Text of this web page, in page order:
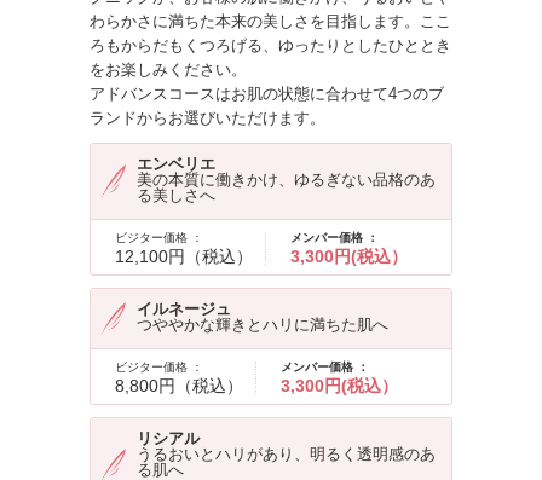
わらかさに満ちた本来の美しさを目指します。ここ
ろもからだもくつろげる、ゆったりとしたひととき
をお楽しみください。
アドバンスコースはお肌の状態に合わせて4つのブ
ランドからお選びいただけます。
エンベリエ
美の本質に働きかけ、ゆるぎない品格のあ
る美しさへ
ビジター価格 ：
12,100円（税込）
メンバー価格 ：
3,300円(税込）
イルネージュ
つややかな輝きとハリに満ちた肌へ
ビジター価格 ：
8,800円（税込）
メンバー価格 ：
3,300円(税込）
リシアル
うるおいとハリがあり、明るく透明感のあ
る肌へ